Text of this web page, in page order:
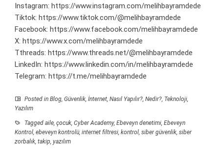
Instagram: https://www.instagram.com/melihbayramdede
Tiktok: https://www.tiktok.com/@melihbayramdede
Facebook: https://www.facebook.com/melihbayramdede
X: https://www.x.com/melihbayramdede
Tthreads: https://www.threads.net/@melihbayramdede
LinkedIn: https://www.linkedin.com/in/melihbayramdede
Telegram: https://t.me/melihbayramdede
Posted in Blog Güvenlik İnternet Nasıl Yapılır? Nedir? Teknoloji
Yazılım
Tagged aile çocuk Cyber Academy, Ebeveyn denetimi Ebeveyn
Kontrol ebeveyn kontrolü internet filtresi kontrol siber güvenlik siber
zorbalık takip yazılım